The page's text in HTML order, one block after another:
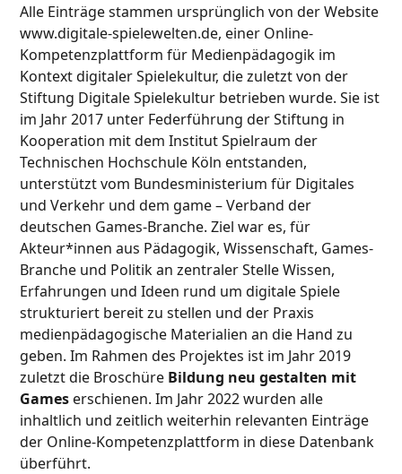
Alle Einträge stammen ursprünglich von der Website
www.digitale-spielewelten.de, einer Online-
Kompetenzplattform für Medienpädagogik im
Kontext digitaler Spielekultur, die zuletzt von der
Stiftung Digitale Spielekultur betrieben wurde. Sie ist
im Jahr 2017 unter Federführung der Stiftung in
Kooperation mit dem Institut Spielraum der
Technischen Hochschule Köln entstanden,
unterstützt vom Bundesministerium für Digitales
und Verkehr und dem game – Verband der
deutschen Games-Branche. Ziel war es, für
Akteur*innen aus Pädagogik, Wissenschaft, Games-
Branche und Politik an zentraler Stelle Wissen,
Erfahrungen und Ideen rund um digitale Spiele
strukturiert bereit zu stellen und der Praxis
medienpädagogische Materialien an die Hand zu
geben. Im Rahmen des Projektes ist im Jahr 2019
zuletzt die Broschüre Bildung neu gestalten mit
Games erschienen. Im Jahr 2022 wurden alle
inhaltlich und zeitlich weiterhin relevanten Einträge
der Online-Kompetenzplattform in diese Datenbank
überführt.